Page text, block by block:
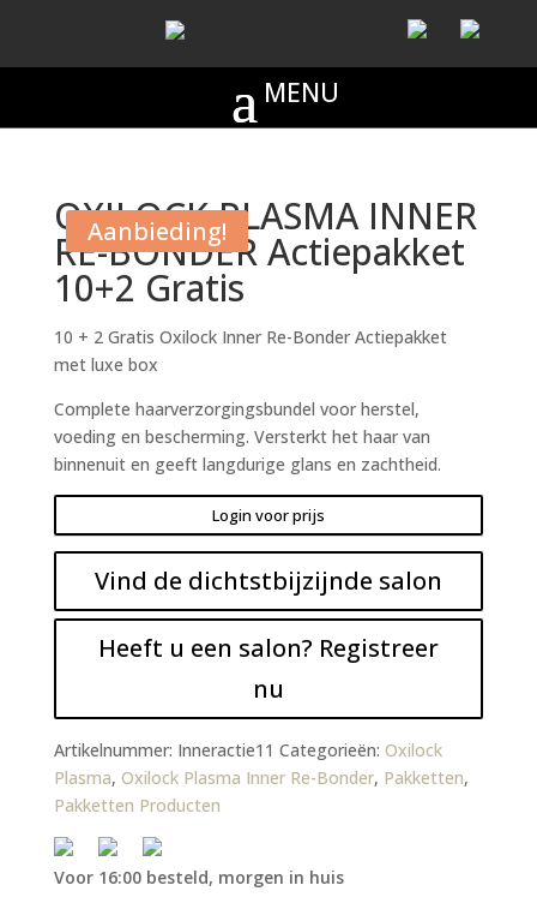
Aanbieding!
OXILOCK PLASMA INNER
RE-BONDER Actiepakket
10+2 Gratis
10 + 2 Gratis Oxilock Inner Re-Bonder Actiepakket
met luxe box
Complete haarverzorgingsbundel voor herstel,
voeding en bescherming. Versterkt het haar van
binnenuit en geeft langdurige glans en zachtheid.
Login voor prijs
Vind de dichtstbijzijnde salon
Heeft u een salon? Registreer
nu
Artikelnummer: Inneractie11 Categorieën: Oxilock
Plasma, Oxilock Plasma Inner Re-Bonder, Pakketten,
Pakketten Producten
Voor 16:00 besteld, morgen in huis